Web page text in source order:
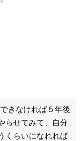
きなければ５年後
らせてみて、自分
くらいになれれば